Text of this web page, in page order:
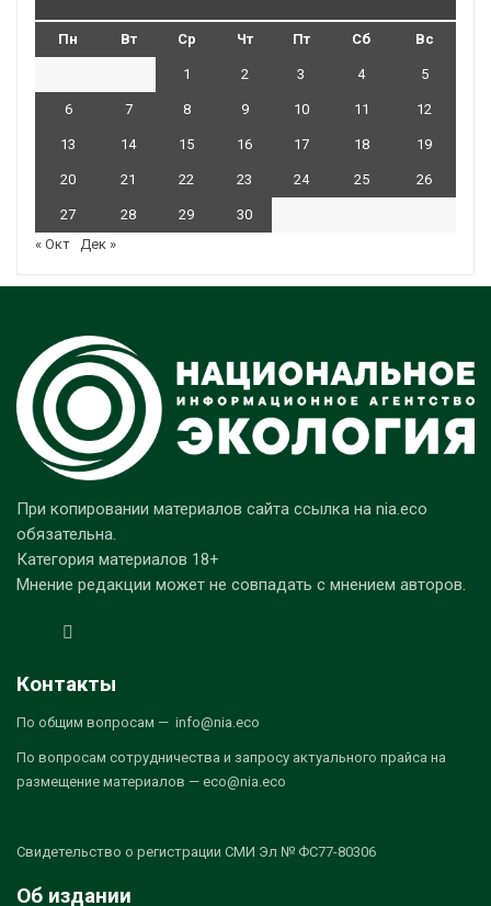
Пн Вт Ср Чт Пт Сб Вс
1 2 3 4 5
6 7 8 9 10 11 12
13 14 15 16 17 18 19
20 21 22 23 24 25 26
27 28 29
30
« Окт
Дек »
При копировании материалов сайта ссылка на nia.eco
обязательна.
Категория материалов 18+
Мнение редакции может не совпадать с мнением авторов.
Контакты
По общим вопросам — info@nia.eco
По вопросам сотрудничества и запросу актуального прайса на
размещение материалов — eco@nia.eco
Свидетельство о регистрации СМИ Эл № ФС77-80306
Об издании